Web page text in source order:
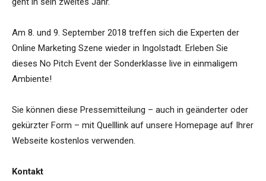
Am 8. und 9. September 2018 treffen sich die Experten der
Online Marketing Szene wieder in Ingolstadt. Erleben Sie
dieses No Pitch Event der Sonderklasse live in einmaligem
Ambiente!
Sie können diese Pressemitteilung – auch in geänderter oder
gekürzter Form – mit Quelllink auf unsere Homepage auf Ihrer
Webseite kostenlos verwenden.
Kontakt